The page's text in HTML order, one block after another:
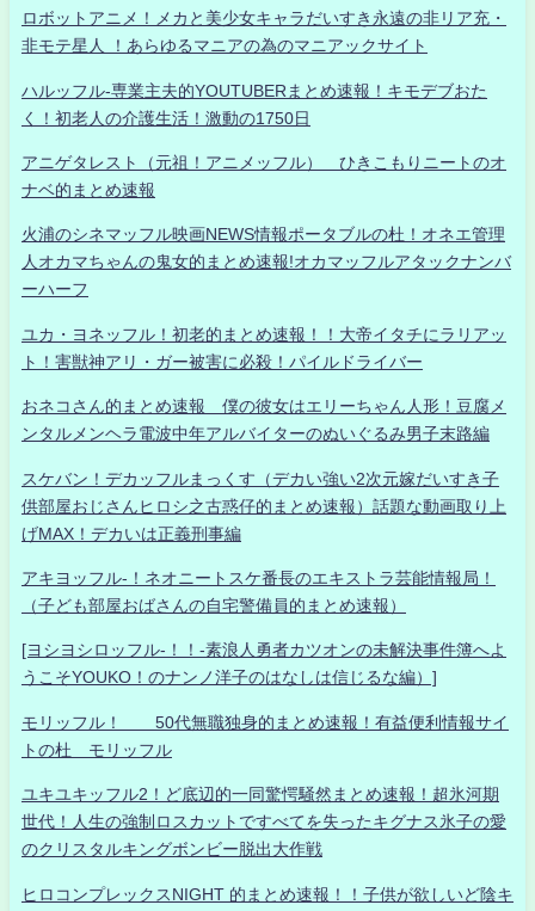
ロボットアニメ！メカと美少女キャラだいすき永遠の非リア充・
非モテ星人 ！あらゆるマニアの為のマニアックサイト
ハルッフル-専業主夫的YOUTUBERまとめ速報！キモデブおた
く！初老人の介護生活！激動の1750日
アニゲタレスト（元祖！アニメッフル） ひきこもりニートのオ
ナベ的まとめ速報
火浦のシネマッフル映画NEWS情報ポータブルの杜！オネエ管理
人オカマちゃんの鬼女的まとめ速報!オカマッフルアタックナンバ
ーハーフ
ユカ・ヨネッフル！初老的まとめ速報！！大帝イタチにラリアッ
ト！害獣神アリ・ガー被害に必殺！パイルドライバー
おネコさん的まとめ速報 僕の彼女はエリーちゃん人形！豆腐メ
ンタルメンヘラ電波中年アルバイターのぬいぐるみ男子末路編
スケバン！デカッフルまっくす（デカい強い2次元嫁だいすき子
供部屋おじさんヒロシ之古惑仔的まとめ速報）話題な動画取り上
げMAX！デカいは正義刑事編
アキヨッフル-！ネオニートスケ番長のエキストラ芸能情報局！
（子ども部屋おばさんの自宅警備員的まとめ速報）
[ヨシヨシロッフル-！！-素浪人勇者カツオンの未解決事件簿へよ
うこそYOUKO！のナンノ洋子のはなしは信じるな編）]
モリッフル！ 50代無職独身的まとめ速報！有益便利情報サイ
トの杜 モリッフル
ユキユキッフル2！ど底辺的一同驚愕騒然まとめ速報！超氷河期
世代！人生の強制ロスカットですべてを失ったキグナス氷子の愛
のクリスタルキングボンビー脱出大作戦
ヒロコンプレックスNIGHT 的まとめ速報！！子供が欲しいど陰キ